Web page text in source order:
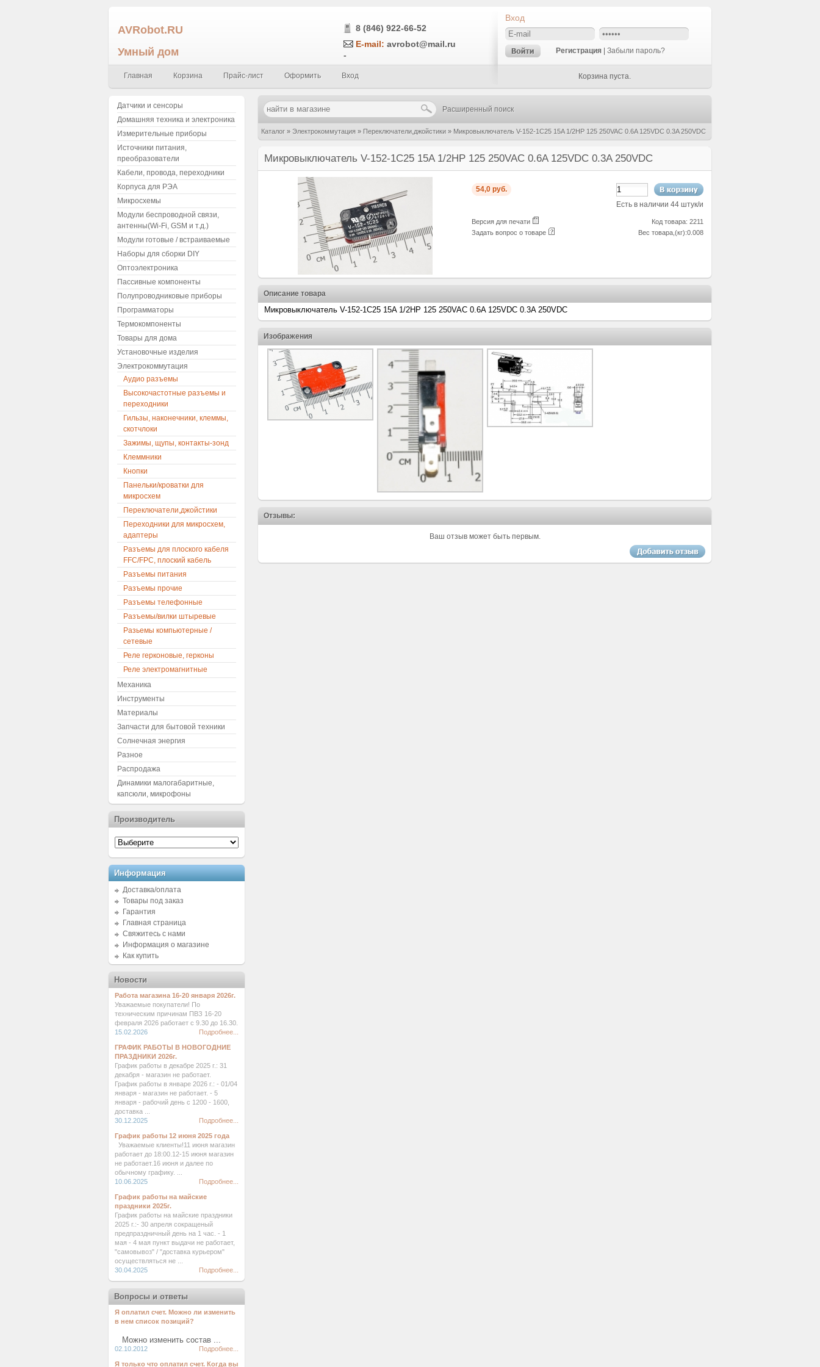
AVRobot.RU
Умный дом
8 (846) 922-66-52
E-mail: avrobot@mail.ru
-
Главная Корзина Прайс-лист Оформить Вход
Вход
Регистрация Забыли пароль?
Корзина пуста.
Расширенный поиск
Каталог » Электрокоммутация » Переключатели,джойстики » Микровыключатель V-152-1C25 15A 1/2HP 125 250VAC 0.6A 125VDC 0.3A 250VDC
Микровыключатель V-152-1C25 15A 1/2HP 125 250VAC 0.6A 125VDC 0.3A 250VDC
54,0 руб.
Есть в наличии 44 штук/и
Версия для печати
Задать вопрос о товаре
Код товара: 2211
Вес товара,(кг):0.008
Описание товара
Микровыключатель V-152-1C25 15A 1/2HP 125 250VAC 0.6A 125VDC 0.3A 250VDC
Изображения
Отзывы:
Ваш отзыв может быть первым.
Датчики и сенсоры
Домашняя техника и электроника
Измерительные приборы
Источники питания,
преобразователи
Кабели, провода, переходники
Корпуса для РЭА
Микросхемы
Модули беспроводной связи,
антенны(Wi-Fi, GSM и т.д.)
Модули готовые / встраиваемые
Наборы для сборки DIY
Оптоэлектроника
Пассивные компоненты
Полупроводниковые приборы
Программаторы
Термокомпоненты
Товары для дома
Установочные изделия
Электрокоммутация
Аудио разъемы
Высокочастотные разъемы и
переходники
Гильзы, наконечники, клеммы,
скотчлоки
Зажимы, щупы, контакты-зонд
Клеммники
Кнопки
Панельки/кроватки для
микросхем
Переключатели,джойстики
Переходники для микросхем,
адаптеры
Разъемы для плоского кабеля
FFC/FPC, плоский кабель
Разъемы питания
Разъемы прочие
Разъемы телефонные
Разъемы/вилки штыревые
Разьемы компьютерные /
сетевые
Реле герконовые, герконы
Реле электромагнитные
Механика
Инструменты
Материалы
Запчасти для бытовой техники
Солнечная энергия
Разное
Распродажа
Динамики малогабаритные,
капсюли, микрофоны
Производитель
Информация
Доставка/оплата
Товары под заказ
Гарантия
Главная страница
Свяжитесь с нами
Информация о магазине
Как купить
Новости
Работа магазина 16-20 января 2026г.
Уважаемые покупатели! По
техническим причинам ПВЗ 16-20
февраля 2026 работает с 9.30 до 16.30.
15.02.2026
Подробнее...
ГРАФИК РАБОТЫ В НОВОГОДНИЕ
ПРАЗДНИКИ 2026г.
График работы в декабре 2025 г.: 31
декабря - магазин не работает.
График работы в январе 2026 г.: - 01/04
января - магазин не работает. - 5
января - рабочий день с 1200 - 1600,
доставка ...
30.12.2025
Подробнее...
График работы 12 июня 2025 года
Уважаемые клиенты!11 июня магазин
работает до 18:00.12-15 июня магазин
не работает.16 июня и далее по
обычному графику. ...
10.06.2025
Подробнее...
График работы на майские
праздники 2025г.
График работы на майские праздники
2025 г.:- 30 апреля сокращеный
предпраздничный день на 1 час. - 1
мая - 4 мая пункт выдачи не работает,
"самовывоз" / "доставка курьером"
осуществляться не ...
30.04.2025
Подробнее...
Вопросы и ответы
Я оплатил счет. Можно ли изменить
в нем список позиций?
Можно изменить состав ...
02.10.2012 Подробнее...
Я только что оплатил счет. Когда вы